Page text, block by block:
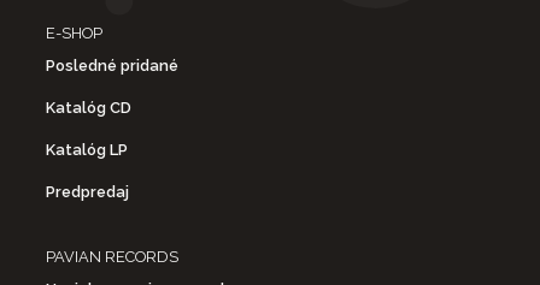
E-SHOP
Posledné pridané
Katalóg CD
Katalóg LP
Predpredaj
PAVIAN RECORDS